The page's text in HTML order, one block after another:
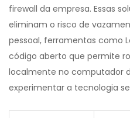
firewall da empresa. Essas
eliminam o risco de
pessoal, ferramentas como
código aberto que permite
localmente no computador
experimentar a tecnologia